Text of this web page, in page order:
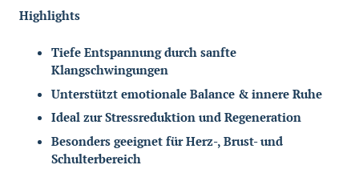
Highlights
Tiefe Entspannung durch sanfte
Klangschwingungen
Unterstützt emotionale Balance & innere Ruhe
Ideal zur Stressreduktion und Regeneration
Besonders geeignet für Herz-, Brust- und
Schulterbereich